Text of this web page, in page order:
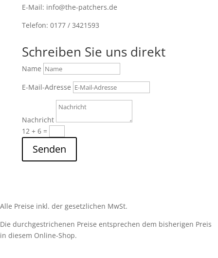
E-Mail: info@the-patchers.de
Telefon: 0177 / 3421593
Schreiben Sie uns direkt
Name
E-Mail-Adresse
Nachricht
12 + 6=
Senden
Alle Preise inkl. der gesetzlichen MwSt.
Die durchgestrichenen Preise entsprechen dem bisherigen Preis
in diesem Online-Shop.